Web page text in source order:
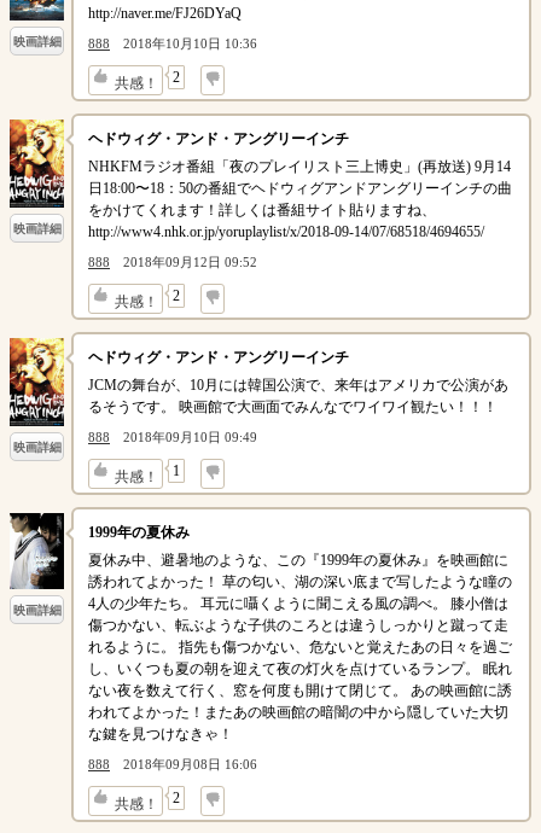
映画詳細
http://naver.me/FJ26DYaQ
888 2018年10月10日 10:36
共感！ 2
↓
映画詳細
ヘドウィグ・アンド・アングリーインチ
NHKFMラジオ番組「夜のプレイリスト三上博史」(再放送) 9月14
日18:00〜18：50の番組でヘドウィグアンドアングリーインチの曲
をかけてくれます！詳しくは番組サイト貼りますね、
http://www4.nhk.or.jp/yoruplaylist/x/2018-09-14/07/68518/4694655/
888 2018年09月12日 09:52
共感！ 2
↓
映画詳細
ヘドウィグ・アンド・アングリーインチ
JCMの舞台が、10月には韓国公演で、来年はアメリカで公演があ
るそうです。 映画館で大画面でみんなでワイワイ観たい！！！
888 2018年09月10日 09:49
共感！ 1
↓
映画詳細
1999年の夏休み
夏休み中、避暑地のような、この『1999年の夏休み』を映画館に
誘われてよかった！ 草の匂い、湖の深い底まで写したような瞳の
4人の少年たち。 耳元に囁くように聞こえる風の調べ。 膝小僧は
傷つかない、転ぶような子供のころとは違うしっかりと蹴って走
れるように。 指先も傷つかない、危ないと覚えたあの日々を過ご
し、いくつも夏の朝を迎えて夜の灯火を点けているランプ。 眠れ
ない夜を数えて行く、窓を何度も開けて閉じて。 あの映画館に誘
われてよかった！またあの映画館の暗闇の中から隠していた大切
な鍵を見つけなきゃ！
888 2018年09月08日 16:06
共感！ 2
↓